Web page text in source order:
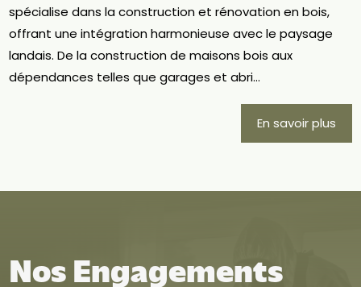
spécialise dans la construction et rénovation en bois,
offrant une intégration harmonieuse avec le paysage
landais. De la construction de maisons bois aux
dépendances telles que garages et abri...
En savoir plus
Nos Engagements